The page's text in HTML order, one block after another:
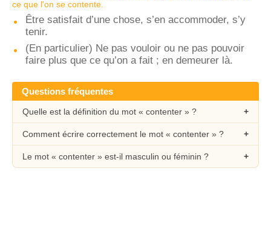
ce que l'on se contente.
Être satisfait d’une chose, s’en accommoder, s’y
tenir.
(En particulier) Ne pas vouloir ou ne pas pouvoir
faire plus que ce qu’on a fait ; en demeurer là.
Questions fréquentes
Quelle est la définition du mot « contenter » ?
Comment écrire correctement le mot « contenter » ?
Le mot « contenter » est-il masculin ou féminin ?